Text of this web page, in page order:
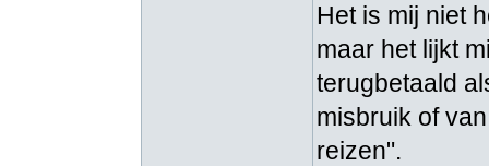
Het is mij niet
maar het lijkt
terugbetaald
misbruik of
reizen".